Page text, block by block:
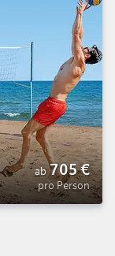
ab 705€
pro Person